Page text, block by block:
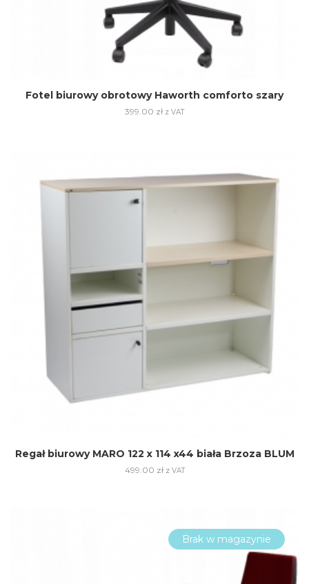
Fotel biurowy obrotowy Haworth comforto szary
399.00 zł z VAT
Regał biurowy MARO 122 x 114 x44 biała Brzoza BLUM
499.00 zł z VAT
Brak w magazynie